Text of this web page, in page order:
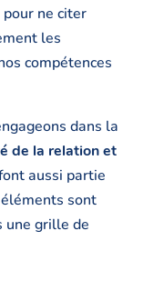
ne citer
les
compétences
dans la
de la relation et
aussi partie
sont
une grille de